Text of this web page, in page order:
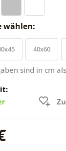
wählen:
40x60
sind in cm